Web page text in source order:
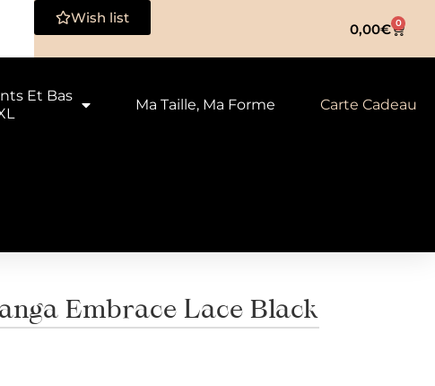
Wish list
0,00€ 0
Et Bas
Ma Taille, Ma Forme Carte Cadeau
Embrace Lace Black